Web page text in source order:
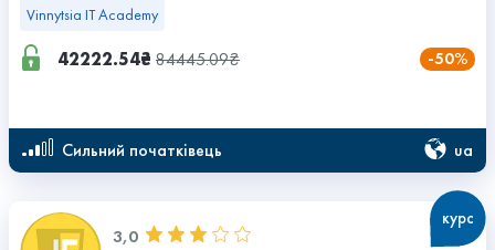
Vinnytsia IT Academy
42222.54₴ 84445.09₴ -50%
сильний початківець ua
курс
3,0